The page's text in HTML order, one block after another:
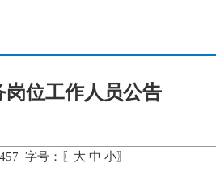
岗位工作人员公告
457 字号：〖 大 中 小〗